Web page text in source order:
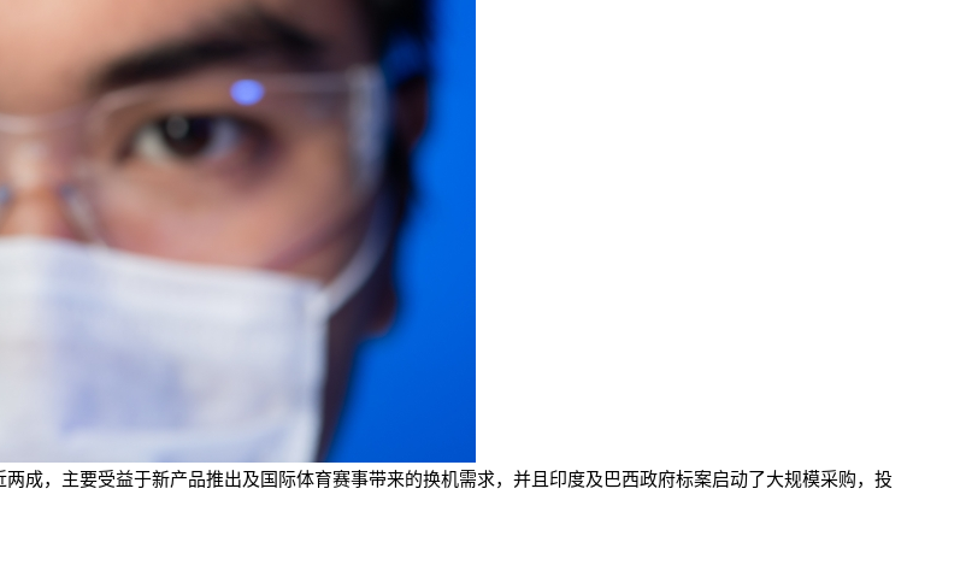
，主要受益于新产品推出及国际体育赛事带来的换机需求，并且印度及巴西政府标案启动了大规模采购，投